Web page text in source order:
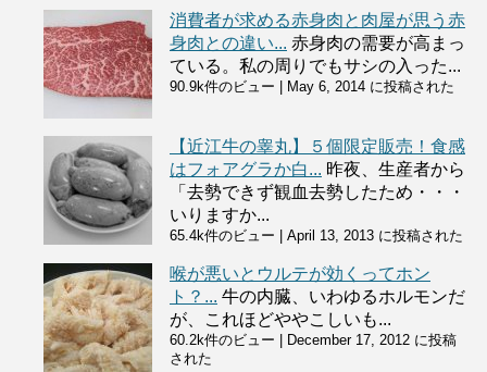
消費者が求める赤身肉と肉屋が思う赤
身肉との違い... 赤身肉の需要が高まっ
ている。私の周りでもサシの入った...
90.9k件のビュー May 6, 2014 に投稿された
【近江牛の睾丸】５個限定販売！食感
はフォアグラか白... 昨夜、生産者から
「去勢できず観血去勢したため・・・
いりますか...
65.4k件のビュー April 13, 2013 に投稿された
喉が悪いとウルテが効くってホン
ト？... 牛の内臓、いわゆるホルモンだ
が、これほどややこしいも...
60.2k件のビュー
December 17, 2012 に投稿
された